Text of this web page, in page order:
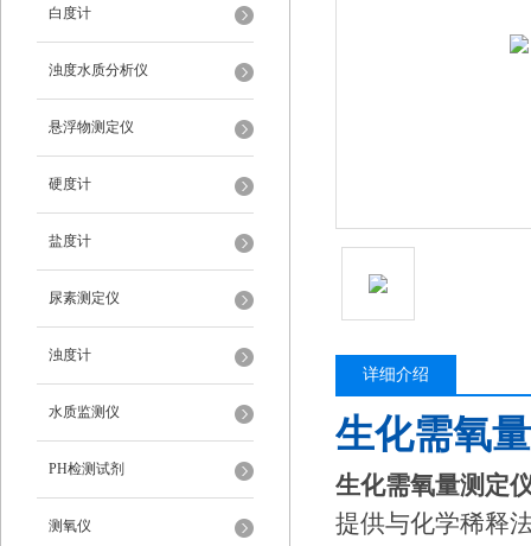
白度计
浊度水质分析仪
悬浮物测定仪
硬度计
盐度计
尿素测定仪
浊度计
水质监测仪
PH检测试剂
测氧仪
详细介绍
生化需氧
生化需氧量测定
提供与化学稀释